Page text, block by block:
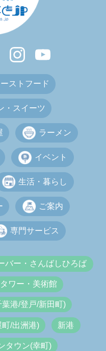
ストフード
・スイーツ
ラーメン
イベント
生活・暮らし
ご案内
専門サービス
バー・さんばしひろば
ワー・美術館
港/登戸/新田町)
/出洲港) 新港
タウン(幸町)